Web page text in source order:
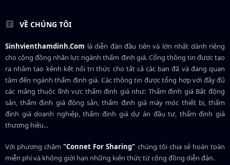
VỀ CHÚNG TÔI
Sinhvienthamdinh.Com là diễn đàn đầu tiên và lớn nhất dành riêng
cho cộng đồng nhân lực ngànhthẩm định giá. Cổng thông tin được tạo
ra nhằm tạo kênh kết nối tri thức cho tất cả các bạn đã và đang quan
tâm đến ngành thẩm định giá. Các thông tin được tổng hợp với đầy đủ
các mảng thuộc lĩnh vực thẩm định giá như: Thẩm định giá Bất động
sản, thẩm định giá động sản, thẩm định giá máy móc thiết bị, thẩm
định giá doanh nghiệp, thẩm định giá dự án đầu tư, thẩm định giá
thương hiệu...
Với phương châm"Connet For Sharing" chúng tôi chia sẻ hoàn toàn
miễn phí và không giới hạn những kiến thức từ cộng đồng diễn đàn.